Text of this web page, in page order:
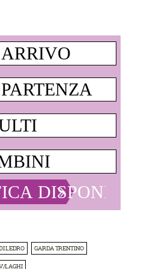
LEDRO GARDA TRENTINO
LAGHI